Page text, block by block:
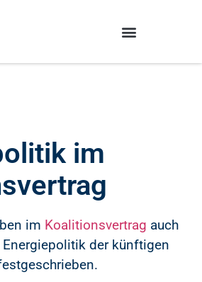
im
im Koalitionsvertrag auch
der künftigen